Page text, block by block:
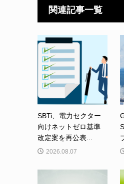
関連記事一覧
SBTi、電力セクター
向けネットゼロ基準
改定案を再公表...
2026.08.07